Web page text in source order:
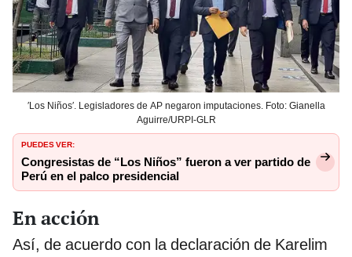
′Los Niños′. Legisladores de AP negaron imputaciones. Foto: Gianella
Aguirre/URPI-GLR
PUEDES VER:
Congresistas de “Los Niños” fueron a ver partido de
Perú en el palco presidencial
En acción
Así, de acuerdo con la declaración de Karelim